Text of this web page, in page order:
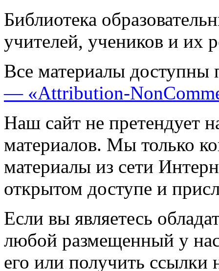
Библиотека
учителей, учеников и их
Все материалы доступны
— «Attribution-
Наш сайт не претендует
материалов. Мы только
материалы из сети
открытом доступе и
Если вы являетесь
любой размещенный у
его или получить ссылки